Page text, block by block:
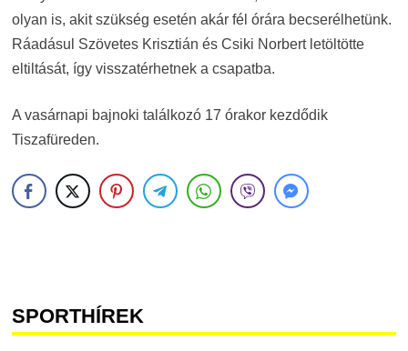
olyan is, akit szükség esetén akár fél órára becserélhetünk.
Ráadásul Szövetes Krisztián és Csiki Norbert letöltötte
eltiltását, így visszatérhetnek a csapatba.
A vasárnapi bajnoki találkozó 17 órakor kezdődik
Tiszafüreden.
SPORTHÍREK